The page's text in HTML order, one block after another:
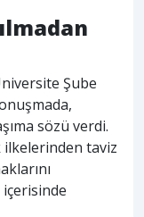
Şube
sözü verdi.
ilkelerinden taviz